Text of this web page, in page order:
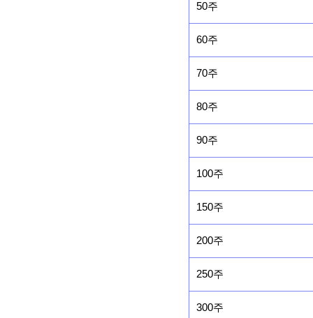
50주
60주
70주
80주
90주
100주
150주
200주
250주
300주